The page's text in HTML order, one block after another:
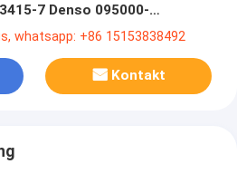
7 Denso 095000-
5511/095000-
whatsapp: +86 15153838492
Kontakt